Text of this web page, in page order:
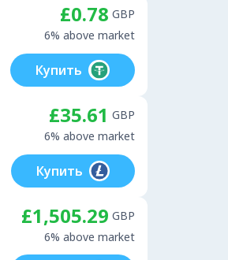
£0.78 GBP
6% above market
Купить
£35.61 GBP
6% above market
Купить
£1,505.29 GBP
6% above market